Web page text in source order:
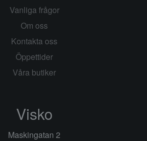
Vanliga frågor
Om oss
Kontakta oss
Öppettider
Våra butiker
Visko
Maskingatan 2